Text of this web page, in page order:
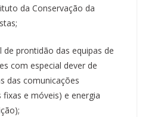
da Conservação da
de prontidão das equipas de
com especial dever de
das comunicações
e móveis) e energia